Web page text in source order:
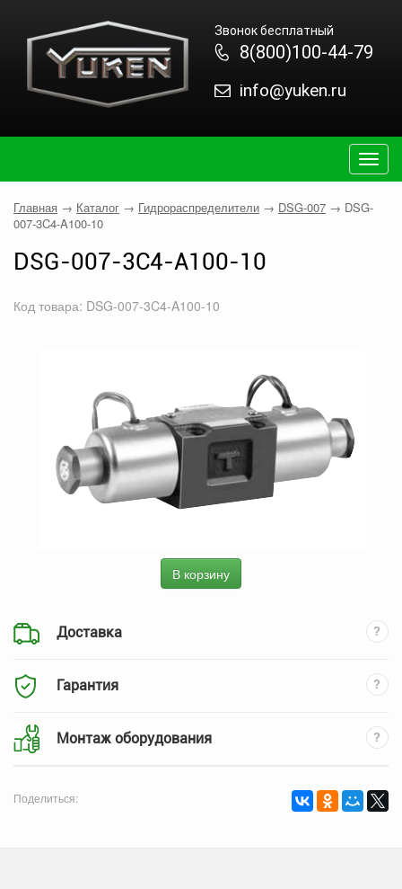
Звонок бесплатный
8(800)100-44-79
info@yuken.ru
Главная → Каталог → Гидрораспределители → DSG-007 → DSG-
007-3C4-A100-10
DSG-007-3C4-A100-10
Код товара: DSG-007-3C4-A100-10
В корзину
Доставка
Гарантия
Монтаж оборудования
Поделиться: